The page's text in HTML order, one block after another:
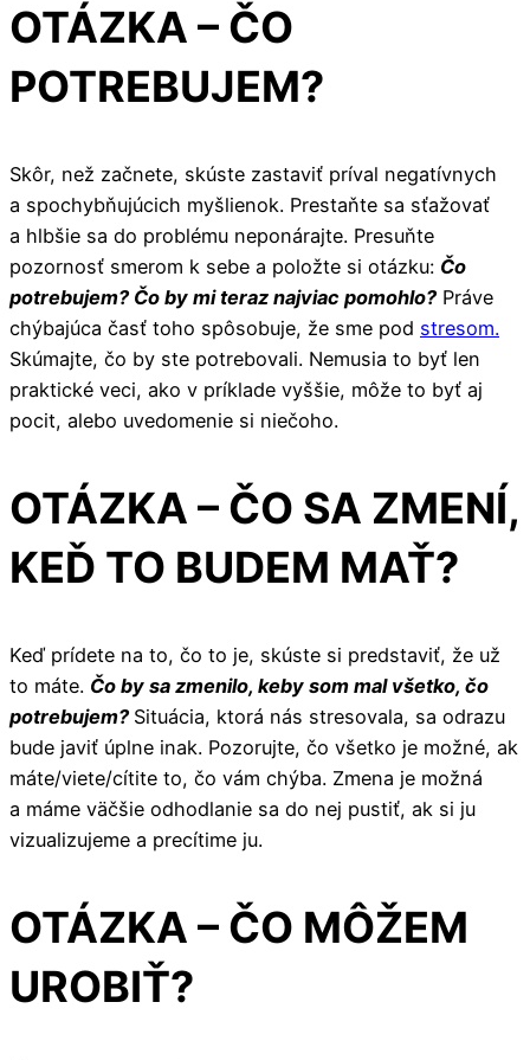
OTÁZKA – ČO
POTREBUJEM?
Skôr, než začnete, skúste zastaviť príval negatívnych
a spochybňujúcich myšlienok. Prestaňte sa sťažovať
a hlbšie sa do problému neponárajte. Presuňte
pozornosť smerom k sebe a položte si otázku: Čo
potrebujem? Čo by mi teraz najviac pomohlo? Práve
chýbajúca časť toho spôsobuje, že sme pod stresom.
Skúmajte, čo by ste potrebovali. Nemusia to byť len
praktické veci, ako v príklade vyššie, môže to byť aj
pocit, alebo uvedomenie si niečoho.
OTÁZKA – ČO SA ZMENÍ,
KEĎ TO BUDEM MAŤ?
Keď prídete na to, čo to je, skúste si predstaviť, že už
to máte. Čo by sa zmenilo, keby som mal všetko, čo
potrebujem? Situácia, ktorá nás stresovala, sa odrazu
bude javiť úplne inak. Pozorujte, čo všetko je možné, ak
máte/viete/cítite to, čo vám chýba. Zmena je možná
a máme väčšie odhodlanie sa do nej pustiť, ak si ju
vizualizujeme a precítime ju.
OTÁZKA – ČO MÔŽEM
UROBIŤ?